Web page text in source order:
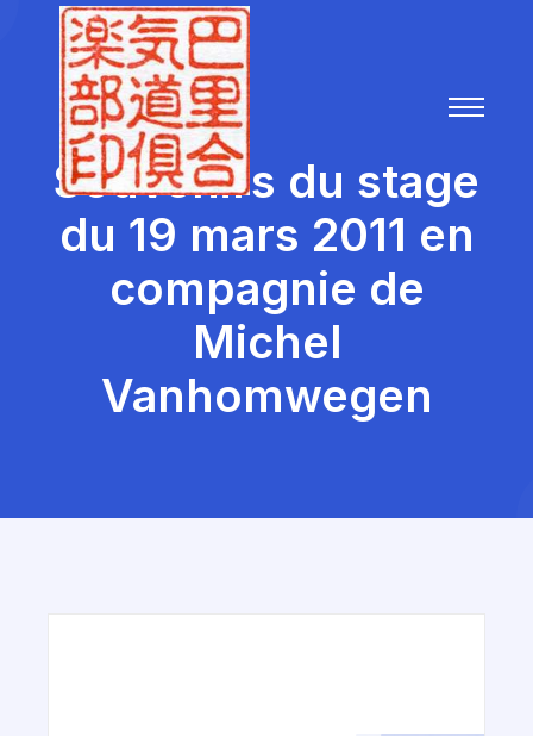
Souvenirs du stage
du 19 mars 2011 en
compagnie de
Michel
Vanhomwegen